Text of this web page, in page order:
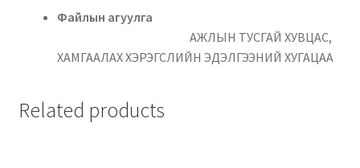
Файлын агуулга
АЖЛЫН ТУСГАЙ ХУВЦАС,
ХАМГААЛАХ ХЭРЭГСЛИЙН ЭДЭЛГЭЭНИЙ ХУГАЦАА
Related products